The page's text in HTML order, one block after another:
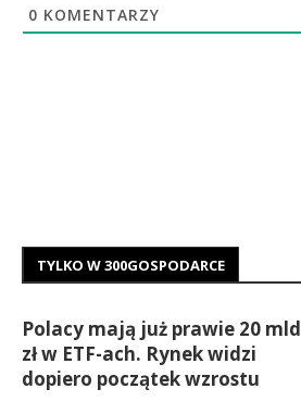
0 KOMENTARZY
TYLKO W 300GOSPODARCE
Polacy mają już prawie 20 mld
zł w ETF-ach. Rynek widzi
dopiero początek wzrostu